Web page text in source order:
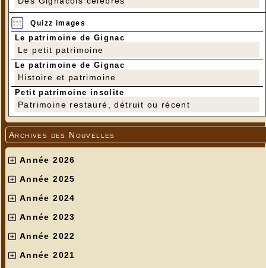
Quizz images
Le patrimoine de Gignac
Le petit patrimoine
Le patrimoine de Gignac
Histoire et patrimoine
Petit patrimoine insolite
Patrimoine restauré, détruit ou récent
Archives des Nouvelles
Année 2026
Année 2025
Année 2024
Année 2023
Année 2022
Année 2021